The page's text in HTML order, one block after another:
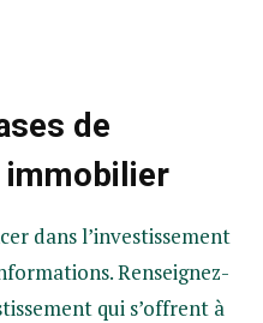
de
immobilier
dans l’investissement
Renseignez-
qui s’offrent à